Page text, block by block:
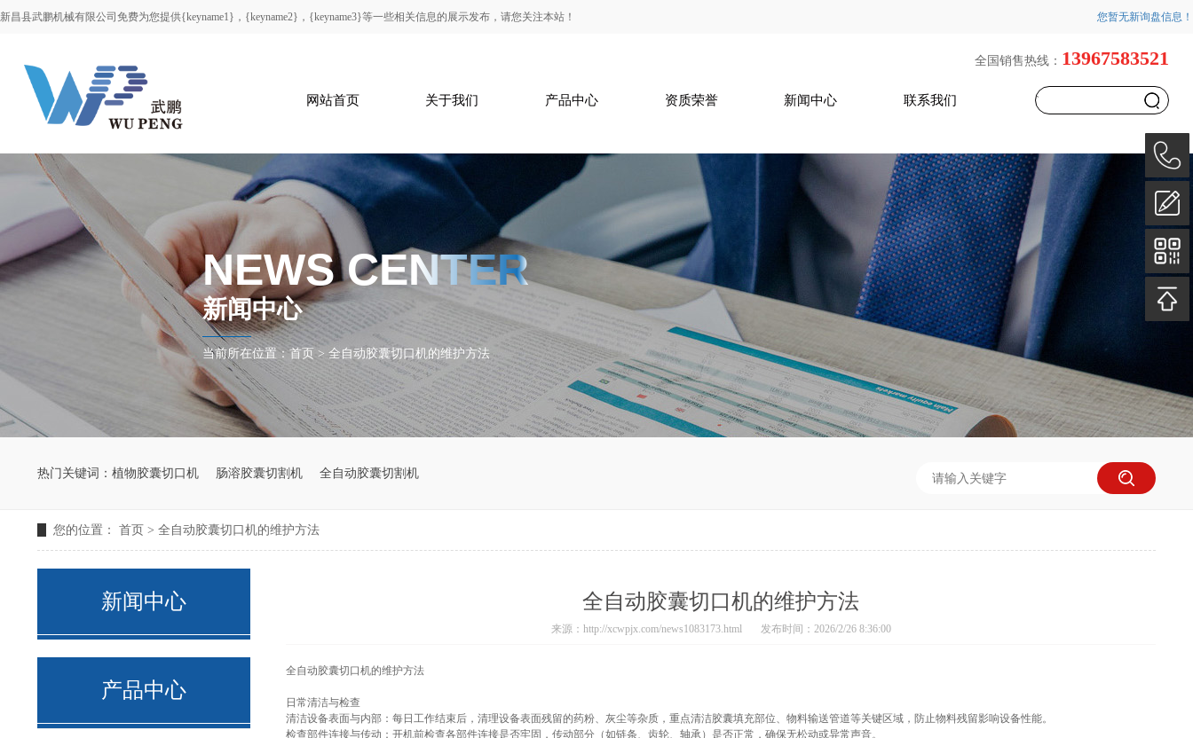
新昌县武鹏机械有限公司免费为您提供{keyname1} ，{keyname2}，{keyname3}等一些相关信息的展示发布，请您关注本站！ 您暂无新询盘信息！
网站首页 关于我们 产品中心 资质荣誉 新闻中心 联系我们 `
全国销售热线： 13967583521
NEWS CENTER
新闻中心
当前所在位置：首页 >全自动胶囊切口机的维护方法
热门关键词： 植物胶囊切口机 肠溶胶囊切割机 全自动胶囊切割机
您的位置： 首页 > 全自动胶囊切口机的维护方法
新闻中心
产品中心
全自动胶囊切口机的维护方法
来源：http://xcwpjx.com/news1083173.html 发布时间：2026/2/26 8:36:00
全自动胶囊切口机的维护方法
日常清洁与检查
清洁设备表面与内部：每日工作结束后，清理设备表面残留的药粉、灰尘等杂质，重点清洁胶囊填充部位、物料输送管道等关键区域，防止物料残留影响设备性能。
检查部件连接与传动：开机前检查各部件连接是否牢固，传动部分（如链条、齿轮、轴承）是否正常，确保无松动或异常声音。